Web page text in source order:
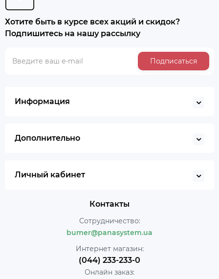
Хотите быть в курсе всех акций и скидок?
Подпишитесь на нашу рассылку
Подписаться
Информация
Дополнительно
Личный кабинет
Контакты
Сотрудничество:
bumer@panasystem.ua
Интернет магазин:
(044) 233-233-0
Онлайн заказ: